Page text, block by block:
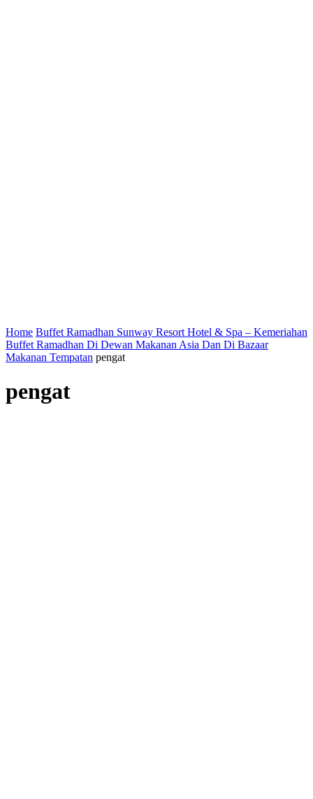
Home Buffet Ramadhan Sunway Resort Hotel & Spa – Kemeriahan
Buffet Ramadhan Di Dewan Makanan Asia Dan Di Bazaar
Makanan Tempatan pengat
pengat